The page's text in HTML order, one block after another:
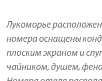
Лукоморье
номера оснащены
плоским экраном и
чайником, душем,